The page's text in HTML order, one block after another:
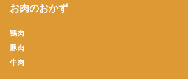
お肉のおかず
鶏肉
豚肉
牛肉